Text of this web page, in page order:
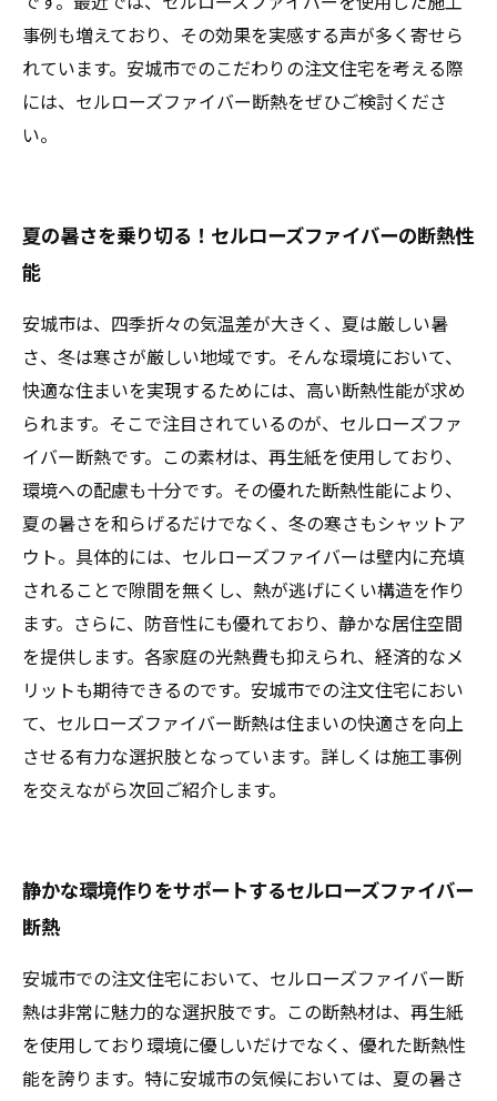
事例も増えており、その効果を実感する声が多く寄せら
れています。安城市でのこだわりの注文住宅を考える際
には、セルローズファイバー断熱をぜひご検討くださ
い。
夏の暑さを乗り切る！セルローズファイバーの断熱性
能
安城市は、四季折々の気温差が大きく、夏は厳しい暑
さ、冬は寒さが厳しい地域です。そんな環境において、
快適な住まいを実現するためには、高い断熱性能が求め
られます。そこで注目されているのが、セルローズファ
イバー断熱です。この素材は、再生紙を使用しており、
環境への配慮も十分です。その優れた断熱性能により、
夏の暑さを和らげるだけでなく、冬の寒さもシャットア
ウト。具体的には、セルローズファイバーは壁内に充填
されることで隙間を無くし、熱が逃げにくい構造を作り
ます。さらに、防音性にも優れており、静かな居住空間
を提供します。各家庭の光熱費も抑えられ、経済的なメ
リットも期待できるのです。安城市での注文住宅におい
て、セルローズファイバー断熱は住まいの快適さを向上
させる有力な選択肢となっています。詳しくは施工事例
を交えながら次回ご紹介します。
静かな環境作りをサポートするセルローズファイバー
断熱
安城市での注文住宅において、セルローズファイバー断
熱は非常に魅力的な選択肢です。この断熱材は、再生紙
を使用しており環境に優しいだけでなく、優れた断熱性
能を誇ります。特に安城市の気候においては、夏の暑さ